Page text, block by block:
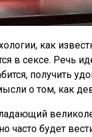
как
в сексе. Речь
получить
о том, как
часто будет